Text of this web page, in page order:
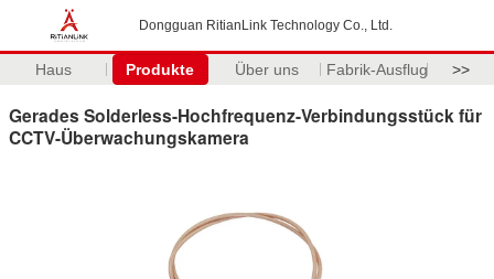
Dongguan RitianLink Technology Co., Ltd.
Haus Produkte Über uns Fabrik-Ausflug >>
Gerades Solderless-Hochfrequenz-Verbindungsstück für
CCTV-Überwachungskamera